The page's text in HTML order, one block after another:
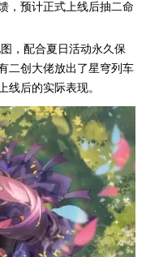
，预计正式上线后抽二命
，配合夏日活动永久保
二创大佬放出了星穹列车
线后的实际表现。